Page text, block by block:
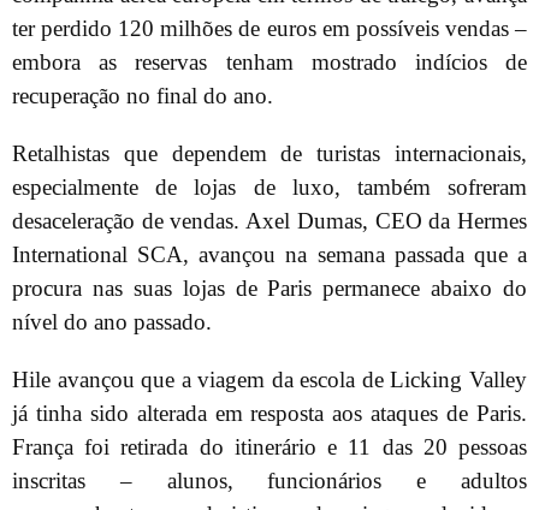
ter perdido 120 milhões de euros em possíveis vendas –
embora as reservas tenham mostrado indícios de
recuperação no final do ano.
Retalhistas que dependem de turistas internacionais,
especialmente de lojas de luxo, também sofreram
desaceleração de vendas. Axel Dumas, CEO da Hermes
International SCA, avançou na semana passada que a
procura nas suas lojas de Paris permanece abaixo do
nível do ano passado.
Hile avançou que a viagem da escola de Licking Valley
já tinha sido alterada em resposta aos ataques de Paris.
França foi retirada do itinerário e 11 das 20 pessoas
inscritas – alunos, funcionários e adultos